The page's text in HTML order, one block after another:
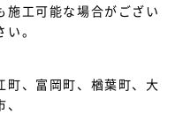
施工可能な場合がござい
。
町、富岡町、楢葉町、大